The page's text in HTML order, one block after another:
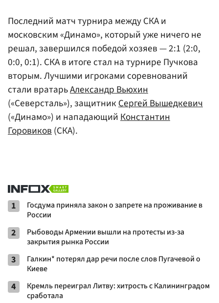
Последний матч турнира между СКА и
московским «Динамо», который уже ничего не
решал, завершился победой хозяев — 2:1 (2:0,
0:0, 0:1). СКА в итоге стал на турнире Пучкова
вторым. Лучшими игроками соревнований
стали вратарьАлександр Вьюхин
(«Северсталь»), защитникСергей Вышедкевич
(«Динамо») и нападающийКонстантин
Горовиков(СКА).
1
Госдума приняла закон о запрете на проживание в
России
2
Рыбоводы Армении вышли на протесты из-за
закрытия рынка России
3
Галкин* потерял дар речи после слов Пугачевой о
Киеве
4
Кремль переиграл Литву: хитрость с Калининградом
сработала